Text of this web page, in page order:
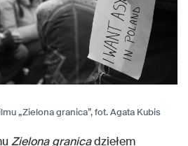
„Zielona granica”, fot. Agata Kubis
Zielona granicadziełem